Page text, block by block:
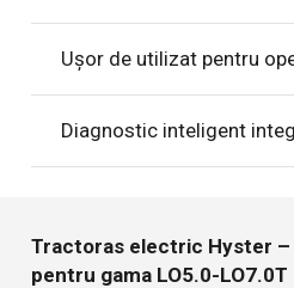
Ușor de utilizat pentru
Diagnostic inteligent
Tractoras electric Hyster –
pentru gama LO5.0-LO7.0T